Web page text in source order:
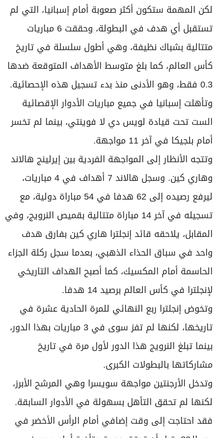
لكن المهمة ستكون أكثر صعوبة أمام إسبانيا، التي لم
تستقبل أي هدف في البطولة، وحققت 6 مباريات
متتالية بشباك نظيفة، وهي أطول سلسلة في تاريخ
كأس العالم، كما بلغ متوسط الأهداف المتوقعة ضدها
0.3 فقط، وهو الأدنى منذ بدء تسجيل هذه الإحصائية.
وتأهلت إسبانيا في جميع مباريات الأدوار الإقصائية
الست تحت قيادة لويس دي لا فوينتي، بينما لم تخسر
أمام بلجيكا في آخر 11 مواجهة.
وتتجه الأنظار إلى المواجهة الفردية بين إيرلينج هالاند
وهاري كين. وسجل هالاند 7 أهداف في 4 مباريات،
ليرفع رصيده إلى 62 هدفا في 54 مباراة دولية، مع
تسجيله في آخر 14 مباراة متتالية بقميص النرويج، وفي
المقابل، يلاحقه قائد إنجلترا هاري كين بفارق هدف
واحد في سباق الحذاء الذهبي، بعدما سجل ركلة الجزاء
الحاسمة أمام المكسيك، كما أصبح الهداف التاريخي
لإنجلترا في كأس العالم برصيد 14 هدفا.
وتخوض إنجلترا ربع النهائي للمرة الحادية عشرة في
تاريخها، لكنها لم تفز سوى في 3 مباريات بهذا الدور،
بينما تبلغ النرويج هذا الدور لأول مرة في تاريخ
مشاركاتها بالبطولات الكبرى.
وتدخل الأرجنتين مواجهة سويسرا وهي المرشح الأبرز،
لكنها لم تحقق التأهل بسهولة في الأدوار السابقة.
فقد احتاجت إلى وقت إضافي أمام الرأس الأخضر في